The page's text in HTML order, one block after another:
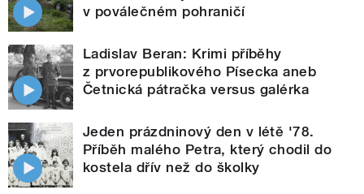
v poválečném pohraničí
Ladislav Beran: Krimi příběhy
z prvorepublikového Písecka aneb
Četnická pátračka versus galérka
Jeden prázdninový den v létě '78.
Příběh malého Petra, který chodil do
kostela dřív než do školky